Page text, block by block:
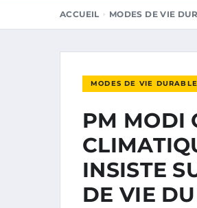
ACCUEIL MODES DE VIE
MODES DE VIE
PM MODI
INSISTE
DE VIE